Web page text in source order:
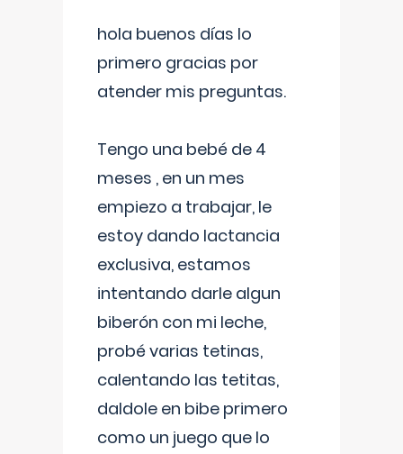
hola buenos días lo
primero gracias por
atender mis preguntas.
Tengo una bebé de 4
meses , en un mes
empiezo a trabajar, le
estoy dando lactancia
exclusiva, estamos
intentando darle algun
biberón con mi leche,
probé varias tetinas,
calentando las tetitas,
daldole en bibe primero
como un juego que lo